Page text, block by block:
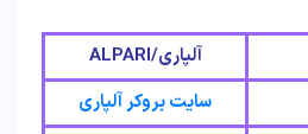
آلپاری/ALPARI
سایت بروکر آلپاری